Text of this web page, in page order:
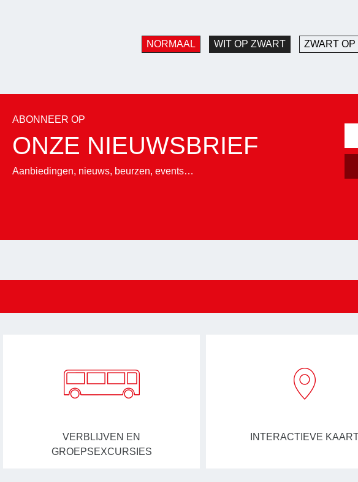
NORMAAL WIT OP ZWART ZWART OP
ABONNEER OP
ONZE NIEUWSBRIEF
Aanbiedingen, nieuws, beurzen, events…
VERBLIJVEN EN
GROEPSEXCURSIES
INTERACTIEVE